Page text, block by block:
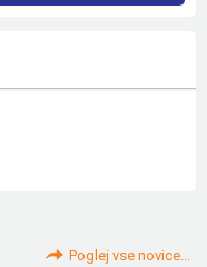
Poglej vse novice...